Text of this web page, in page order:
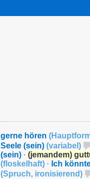
gerne hören (
Seele (sein) (variabel )
(sein) · (jemandem)
(floskelhaft) · Ich
(Spruch, ironisierend)